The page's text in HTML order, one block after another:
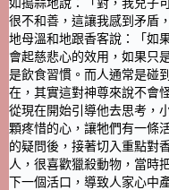
如搗蒜地說：「對，我兒子
很不和善，這讓我感到矛盾
地母溫和地跟香客說：「如
會起慈悲心的效用，如果只
是飲食習慣。而人通常是碰
在，其實這對神尊來說不會
從現在開始引導他去思考，
顆疼惜的心，讓牠們有一條
的疑問後，接著切入重點對
人，很喜歡獵殺動物，當時
下一個活口，導致人家心中